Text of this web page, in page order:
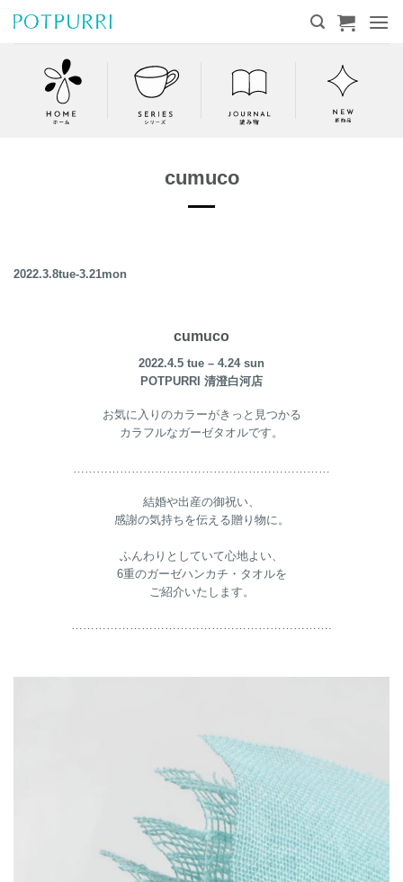
cumuco
2022.3.8tue-3.21mon
cumuco
2022.4.5 tue – 4.24 sun
POTPURRI 清澄白河店
お気に入りのカラーがきっと見つかる
カラフルなガーゼタオルです。
…………………………………………………………
結婚や出産の御祝い、
感謝の気持ちを伝える贈り物に。
ふんわりとしていて心地よい、
6重のガーゼハンカチ・タオルを
ご紹介いたします。
………………………………………………………….